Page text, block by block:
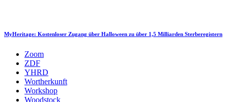
MyHeritage: Kostenloser Zugang über Halloween zu über 1,5 Milliarden Sterberegistern
Zoom
ZDF
YHRD
Wortherkunft
Workshop
Woodstock